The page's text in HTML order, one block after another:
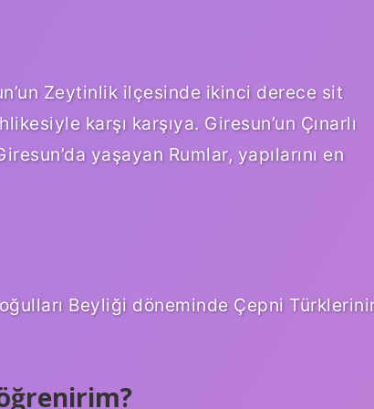
Zeytinlik ilçesinde ikinci derece sit
karşı karşıya. Giresun’un Çınarlı
yaşayan Rumlar, yapılarını en
Beyliği döneminde Çepni